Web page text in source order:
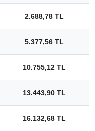
2.688,78 TL
5.377,56 TL
10.755,12 TL
13.443,90 TL
16.132,68 TL